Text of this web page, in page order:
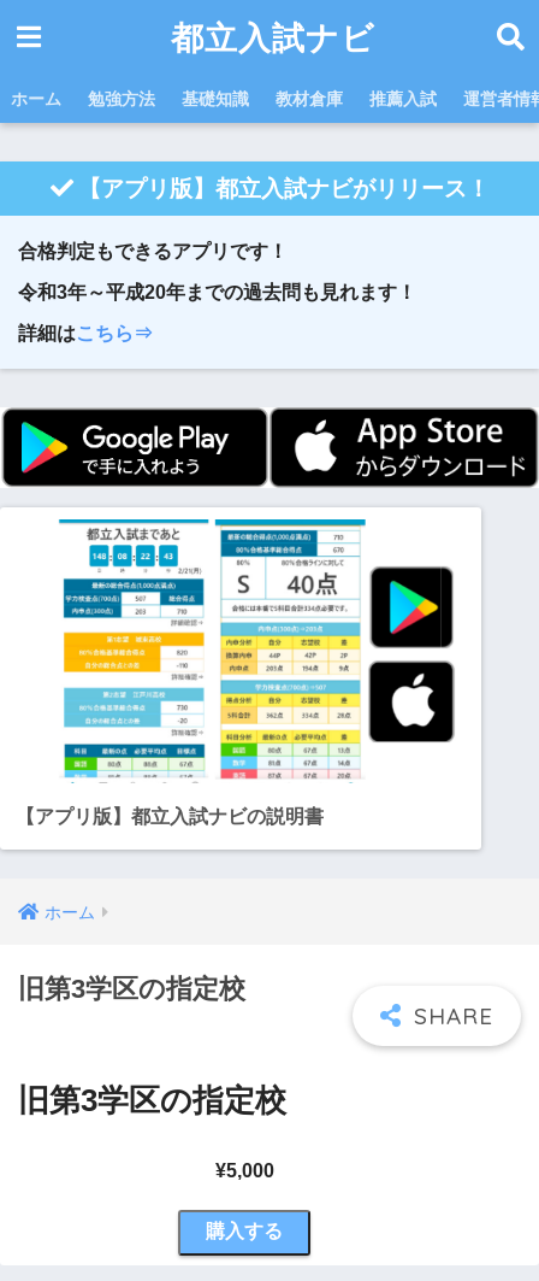
都立入試ナビ
ホーム 勉強方法 基礎知識 教材倉庫 推薦入試 運営者情
【アプリ版】都立入試ナビがリリース！
合格判定もできるアプリです！
令和3年～平成20年までの過去問も見れます！
詳細はこちら⇒
【アプリ版】都立入試ナビの説明書
ホーム
旧第3学区の指定校
旧第3学区の指定校
¥5,000
購入する